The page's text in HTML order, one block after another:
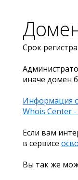
Срок
иначе домен
Информация
Whois Center
Если вам
в сервисе
Вы так же